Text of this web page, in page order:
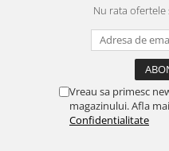
Nu rata
Vreau sa primesc
magazinului. Afla
Confidentialitate